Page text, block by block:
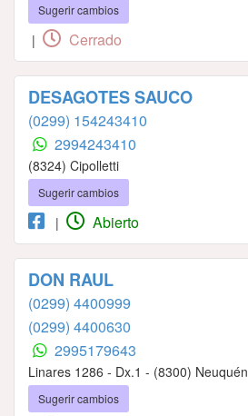
Sugerir cambios
| Cerrado
DESAGOTES SAUCO
(0299) 154243410
2994243410
(8324) Cipolletti
Sugerir cambios
| Abierto
DON RAUL
(0299) 4400999
(0299) 4400630
2995179643
Linares 1286 - Dx.1 - (8300) Neuquén
Sugerir cambios